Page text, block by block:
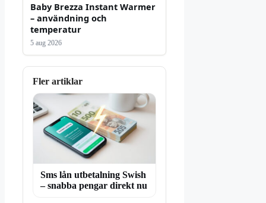
Baby Brezza Instant Warmer
– användning och
temperatur
5 aug 2026
Fler artiklar
Sms lån utbetalning Swish
– snabba pengar direkt nu